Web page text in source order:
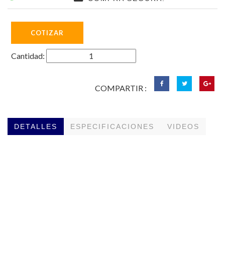
Cantidad:
COMPARTIR :
DETALLES ESPECIFICACIONES VIDEOS